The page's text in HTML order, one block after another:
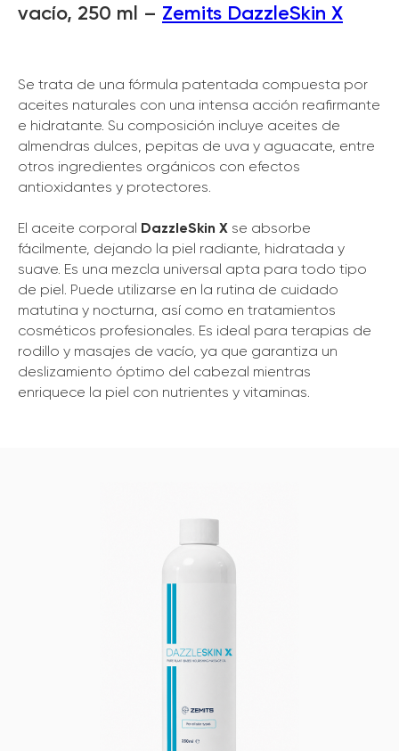
vacío, 250 ml – Zemits DazzleSkin X
Se trata de una fórmula patentada compuesta por
aceites naturales con una intensa acción reafirmante
e hidratante. Su composición incluye aceites de
almendras dulces, pepitas de uva y aguacate, entre
otros ingredientes orgánicos con efectos
antioxidantes y protectores.
El aceite corporal DazzleSkin X se absorbe
fácilmente, dejando la piel radiante, hidratada y
suave. Es una mezcla universal apta para todo tipo
de piel. Puede utilizarse en la rutina de cuidado
matutina y nocturna, así como en tratamientos
cosméticos profesionales. Es ideal para terapias de
rodillo y masajes de vacío, ya que garantiza un
deslizamiento óptimo del cabezal mientras
enriquece la piel con nutrientes y vitaminas.